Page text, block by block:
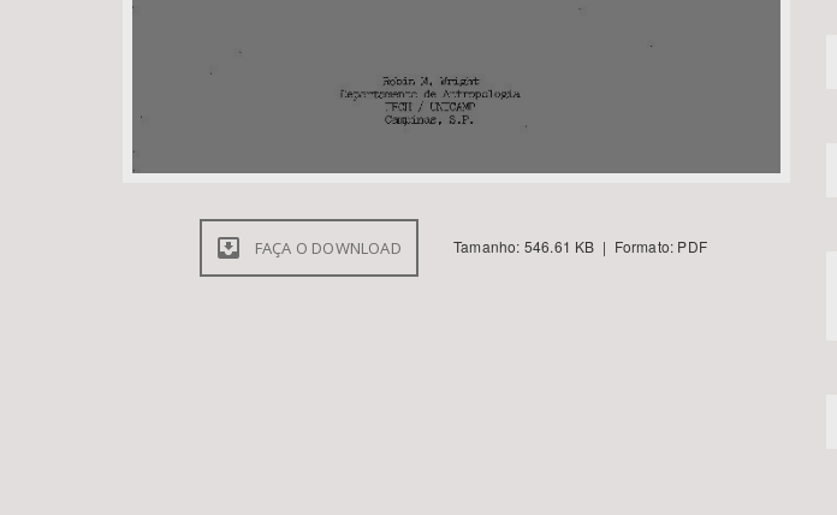
FAÇA O DOWNLOAD Tamanho: 546.61 KB | Formato: PDF